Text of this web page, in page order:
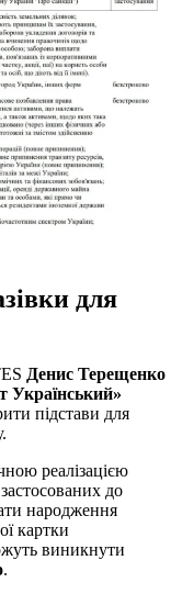
для
Денис Терещенко
Український»
підстави для
реалізацією
до
народження
картки
виникнути
.